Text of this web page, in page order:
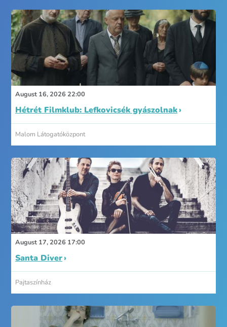
August 16, 2026 22:00
Hétrét Filmklub: Lefkovicsék gyászolnak
Malom Látogatóközpont
August 17, 2026 17:00
Santa Diver
Pajtaszínház